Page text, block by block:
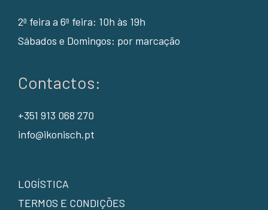
2ª feira a 6ª feira: 10h às 19h
Sábados e Domingos: por marcação
Contactos:
+351 913 068 270
info@ikonisch.pt
LOGÍSTICA
TERMOS E CONDIÇÕES